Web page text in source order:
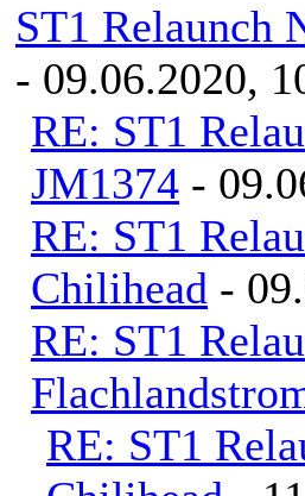
ST1 Relaunch
- 09.06.2020,
RE: ST1
JM1374 -
RE: ST1
Chilihead -
RE: ST1
RE: ST1